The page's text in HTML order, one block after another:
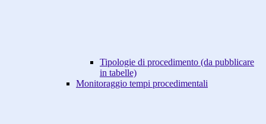
Tipologie di procedimento (da pubblicare
in tabelle)
Monitoraggio tempi procedimentali